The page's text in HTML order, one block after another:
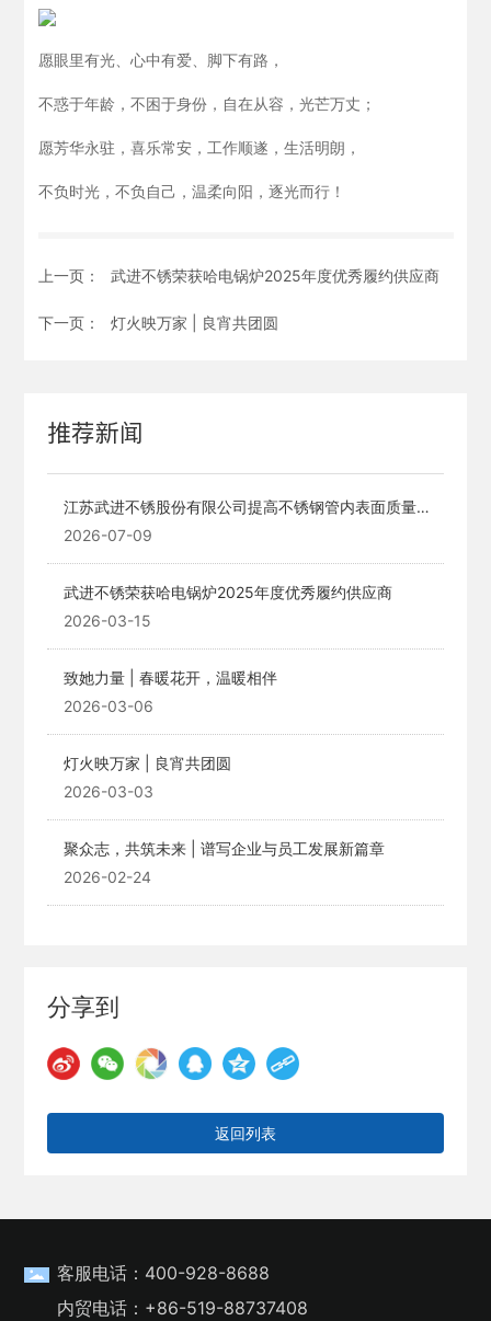
愿眼里有光、心中有爱、脚下有路，
不惑于年龄，不困于身份，自在从容，光芒万丈；
愿芳华永驻，喜乐常安，工作顺遂，生活明朗，
不负时光，不负自己，温柔向阳，逐光而行！
上一页： 武进不锈荣获哈电锅炉2025年度优秀履约供应商
下一页： 灯火映万家 | 良宵共团圆
推荐新闻
江苏武进不锈股份有限公司提高不锈钢管内表面质量的
技术改造项目公示稿
2026-07-09
武进不锈荣获哈电锅炉2025年度优秀履约供应商
2026-03-15
致她力量 | 春暖花开，温暖相伴
2026-03-06
灯火映万家 | 良宵共团圆
2026-03-03
聚众志，共筑未来 | 谱写企业与员工发展新篇章
2026-02-24
分享到
返回列表
客服电话： 400-928-8688
内贸电话： +86-519-88737408